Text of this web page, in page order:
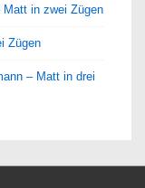
in zwei Zügen
Zügen
– Matt in drei